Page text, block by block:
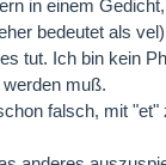
in einem
bedeutet als
tut. Ich bin kein
muß.
falsch, mit "et"